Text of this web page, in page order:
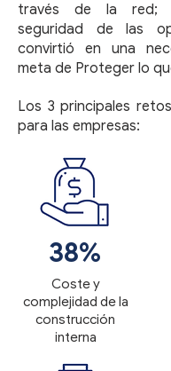
través de la red;
seguridad de las
convirtió en una
meta de Proteger lo
Los 3 principales
para las empresas:
38%
Coste y
complejidad de la
construcción
interna